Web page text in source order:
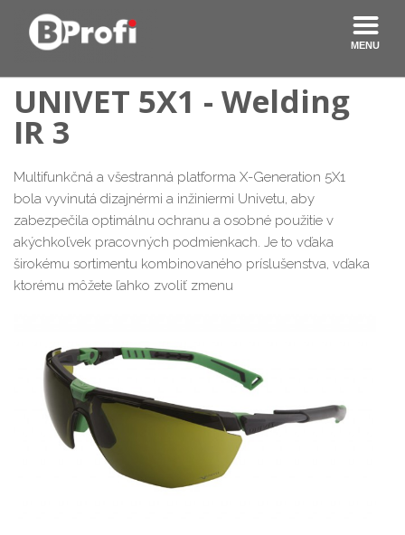
UNIVET 5X1 - Welding
IR 3
Multifunkčná a všestranná platforma X-Generation 5X1
bola vyvinutá dizajnérmi a inžiniermi Univetu, aby
zabezpečila optimálnu ochranu a osobné použitie v
akýchkoľvek pracovných podmienkach. Je to vďaka
širokému sortimentu kombinovaného príslušenstva, vďaka
ktorému môžete ľahko zvoliť zmenu